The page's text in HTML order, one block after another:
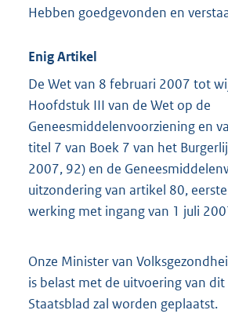
Hebben goedgevonden en
Enig Artikel
De Wet van 8 februari 2007 tot
Hoofdstuk III van de Wet op de
Geneesmiddelenvoorziening en
titel 7 van Boek 7 van het
2007, 92) en de
uitzondering van artikel 80,
werking met ingang van 1 juli
Onze Minister van
is belast met de uitvoering van
Staatsblad zal worden geplaatst.